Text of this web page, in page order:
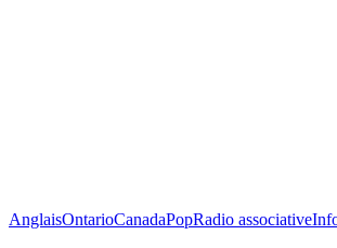
AnglaisOntarioCanadaPopRadio associative